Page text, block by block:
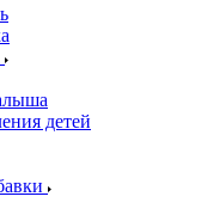
детей